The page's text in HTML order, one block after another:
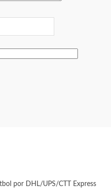
por DHL/UPS/CTT Express